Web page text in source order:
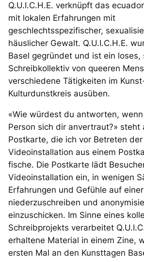
Q.U.I.C.H.E. verknüpft das
mit lokalen Erfahrungen mit
geschlechtsspezifischer,
häuslicher Gewalt. Q.U.I.C.H.E.
Basel gegründet und ist ein loses,
Schreibkollektiv von queeren
verschiedene Tätigkeiten im
Kulturdunstkreis ausüben.
«Wie würdest du antworten,
Person sich dir anvertraut?» steht
Postkarte, die ich vor Betreten der
Videoinstallation aus einem
fische. Die Postkarte lädt
Videoinstallation ein, in wenigen
Erfahrungen und Gefühle auf
niederzuschreiben und
einzuschicken. Im Sinne eines
Schreibprojekts verarbeitet
erhaltene Material in einem Zine,
ersten Mal an den Kunsttagen